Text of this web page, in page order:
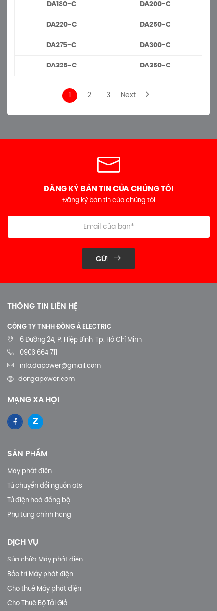
DA180-C DA200-C
DA220-C DA250-C
DA275-C DA300-C
DA325-C DA350-C
2 3 Next
ĐĂNG KÝ BẢN TIN CỦA CHÚNG TÔI
Đăng ký bản tin của chúng tôi
GỬI
THÔNG TIN LIÊN HỆ
CÔNG TY TNHH ĐÔNG Á ELECTRIC
6 Đường 24, P. Hiệp Bình, Tp. Hồ Chí Minh
0906 664 711
info.dapower@gmail.com
dongapower.com
MẠNG XÃ HỘI
SẢN PHẨM
Máy phát điện
Tủ chuyển đổi nguồn ats
Tủ điện hoà đồng bộ
Phụ tùng chính hãng
DỊCH VỤ
Sửa chữa Máy phát điện
Bảo trì Máy phát điện
Cho thuê Máy phát điện
Cho Thuê Bộ Tải Giả